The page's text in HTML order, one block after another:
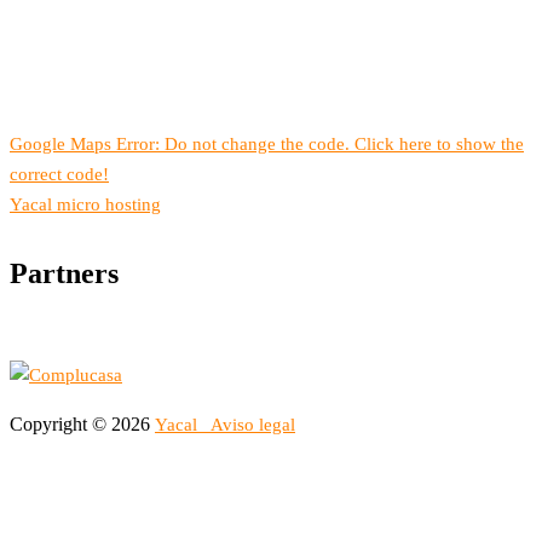
Google Maps Error: Do not change the code. Click here to show the
correct code!
Yacal micro hosting
Partners
Copyright © 2026 Yacal Aviso legal